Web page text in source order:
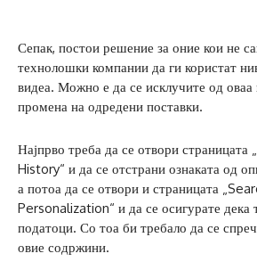
Сепак, постои решение за оние кои не
технолошки компании да ги користат
видеа. Можно е да се исклучите од оваа
промена на одредени поставки.
Најпрво треба да се отвори
History“ и да се отстрани ознаката од
а потоа да се отвори и страницата
Personalization“ и да се осигурате дека
податоци. Со тоа би требало да се
овие содржини.